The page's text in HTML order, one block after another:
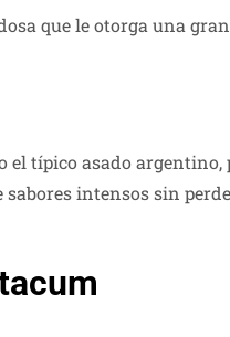
que le otorga una
típico asado
intensos sin